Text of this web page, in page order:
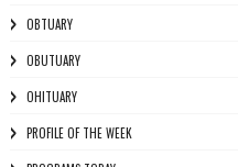
OBTUARY
OBUTUARY
OHITUARY
PROFILE OF THE WEEK